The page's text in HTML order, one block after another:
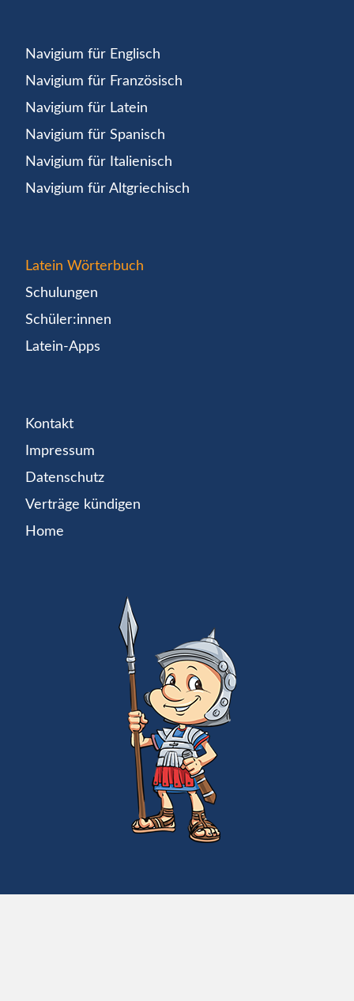
Navigium für Englisch
Navigium für Französisch
Navigium für Latein
Navigium für Spanisch
Navigium für Italienisch
Navigium für Altgriechisch
Latein Wörterbuch
Schulungen
Schüler:innen
Latein-Apps
Kontakt
Impressum
Datenschutz
Verträge kündigen
Home